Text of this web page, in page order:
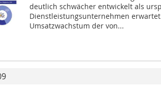
deutlich schwächer entwickelt als
Dienstleistungsunternehmen
Umsatzwachstum der von...